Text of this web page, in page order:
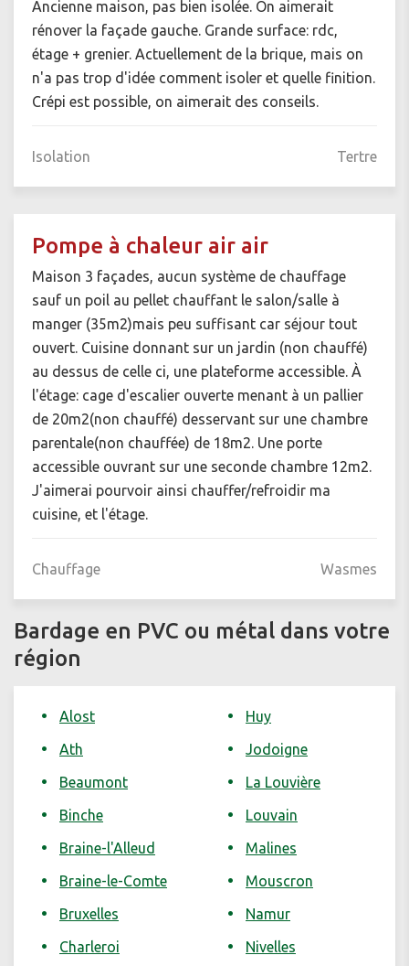
Ancienne maison, pas bien isolée. On aimerait
rénover la façade gauche. Grande surface: rdc,
étage + grenier. Actuellement de la brique, mais on
n'a pas trop d'idée comment isoler et quelle finition.
Crépi est possible, on aimerait des conseils.
Isolation Tertre
Pompe à chaleur air air
Maison 3 façades, aucun système de chauffage
sauf un poil au pellet chauffant le salon/salle à
manger (35m2)mais peu suffisant car séjour tout
ouvert. Cuisine donnant sur un jardin (non chauffé)
au dessus de celle ci, une plateforme accessible. À
l'étage: cage d'escalier ouverte menant à un pallier
de 20m2(non chauffé) desservant sur une chambre
parentale(non chauffée) de 18m2. Une porte
accessible ouvrant sur une seconde chambre 12m2.
J'aimerai pourvoir ainsi chauffer/refroidir ma
cuisine, et l'étage.
Chauffage Wasmes
Bardage en PVC ou métal dans votre
région
Alost
Ath
Beaumont
Binche
Braine-l'Alleud
Braine-le-Comte
Bruxelles
Charleroi
Huy
Jodoigne
La Louvière
Louvain
Malines
Mouscron
Namur
Nivelles